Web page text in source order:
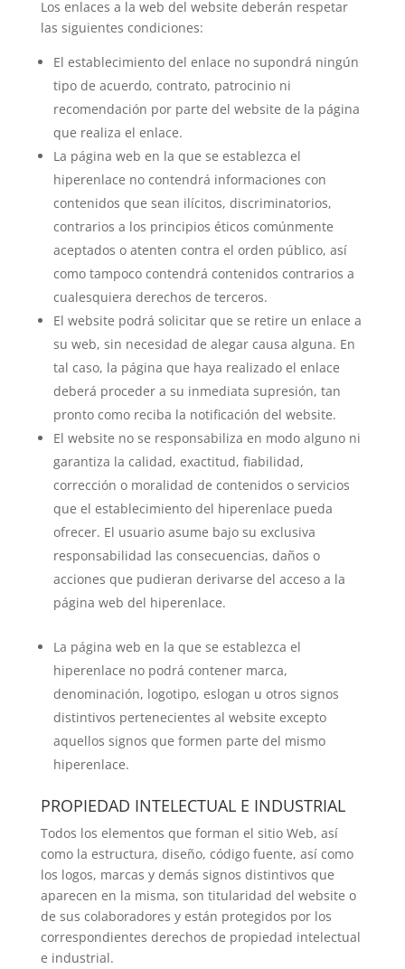
Los enlaces a la web del website deberán respetar
las siguientes condiciones:
El establecimiento del enlace no supondrá ningún
tipo de acuerdo, contrato, patrocinio ni
recomendación por parte del website de la página
que realiza el enlace.
La página web en la que se establezca el
hiperenlace no contendrá informaciones con
contenidos que sean ilícitos, discriminatorios,
contrarios a los principios éticos comúnmente
aceptados o atenten contra el orden público, así
como tampoco contendrá contenidos contrarios a
cualesquiera derechos de terceros.
El website podrá solicitar que se retire un enlace a
su web, sin necesidad de alegar causa alguna. En
tal caso, la página que haya realizado el enlace
deberá proceder a su inmediata supresión, tan
pronto como reciba la notificación del website.
El website no se responsabiliza en modo alguno ni
garantiza la calidad, exactitud, fiabilidad,
corrección o moralidad de contenidos o servicios
que el establecimiento del hiperenlace pueda
ofrecer. El usuario asume bajo su exclusiva
responsabilidad las consecuencias, daños o
acciones que pudieran derivarse del acceso a la
página web del hiperenlace.
La página web en la que se establezca el
hiperenlace no podrá contener marca,
denominación, logotipo, eslogan u otros signos
distintivos pertenecientes al website excepto
aquellos signos que formen parte del mismo
hiperenlace.
PROPIEDAD INTELECTUAL E INDUSTRIAL
Todos los elementos que forman el sitio Web, así
como la estructura, diseño, código fuente, así como
los logos, marcas y demás signos distintivos que
aparecen en la misma, son titularidad del website o
de sus colaboradores y están protegidos por los
correspondientes derechos de propiedad intelectual
e industrial.